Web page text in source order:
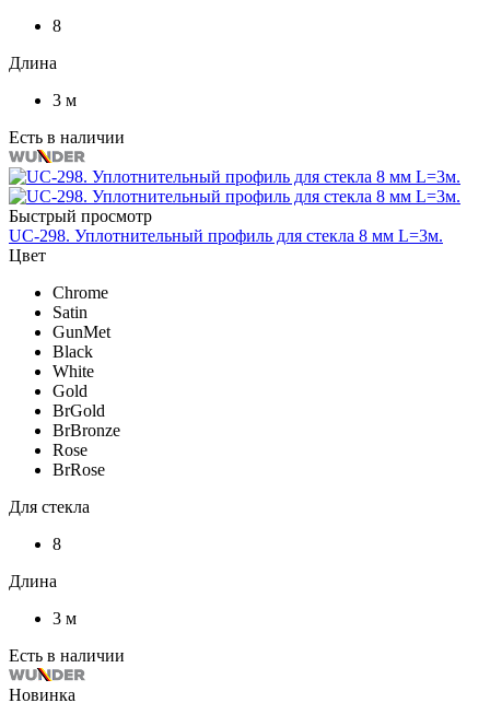
8
Длина
3 м
Есть в наличии
Быстрый просмотр
UC-298. Уплотнительный профиль для стекла 8 мм L=3м.
Цвет
Chrome
Satin
GunMet
Black
White
Gold
BrGold
BrBronze
Rose
BrRose
Для стекла
8
Длина
3 м
Есть в наличии
Новинка